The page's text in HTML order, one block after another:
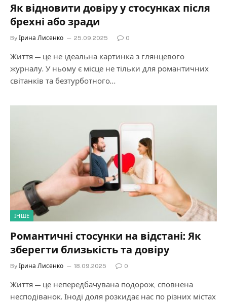
Як відновити довіру у стосунках після
брехні або зради
By Ірина Лисенко 25.09.2025 0
Життя — це не ідеальна картинка з глянцевого
журналу. У ньому є місце не тільки для романтичних
світанків та безтурботного…
ІНШЕ
Романтичні стосунки на відстані: Як
зберегти близькість та довіру
By Ірина Лисенко 18.09.2025 0
Життя — це непередбачувана подорож, сповнена
несподіванок. Іноді доля розкидає нас по різних містах